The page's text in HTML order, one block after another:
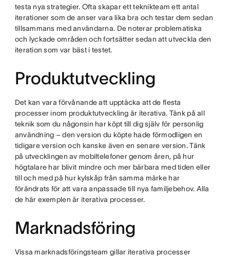
testa nya strategier. Ofta skapar ett teknikteam ett antal
iterationer som de anser vara lika bra och testar dem sedan
tillsammans med användarna. De noterar problematiska
och lyckade områden och fortsätter sedan att utveckla den
iteration som var bäst i testet.
Produktutveckling
Det kan vara förvånande att upptäcka att de flesta
processer inom produktutveckling är iterativa. Tänk på all
teknik som du någonsin har köpt till dig själv för personlig
användning – den version du köpte hade förmodligen en
tidigare version och kanske även en senare version. Tänk
på utvecklingen av mobiltelefoner genom åren, på hur
högtalare har blivit mindre och mer bärbara med tiden eller
till och med på hur kylskåp från samma märke har
förändrats för att vara anpassade till nya familjebehov. Alla
de här exemplen är iterativa processer.
Marknadsföring
Vissa marknadsföringsteam gillar iterativa processer